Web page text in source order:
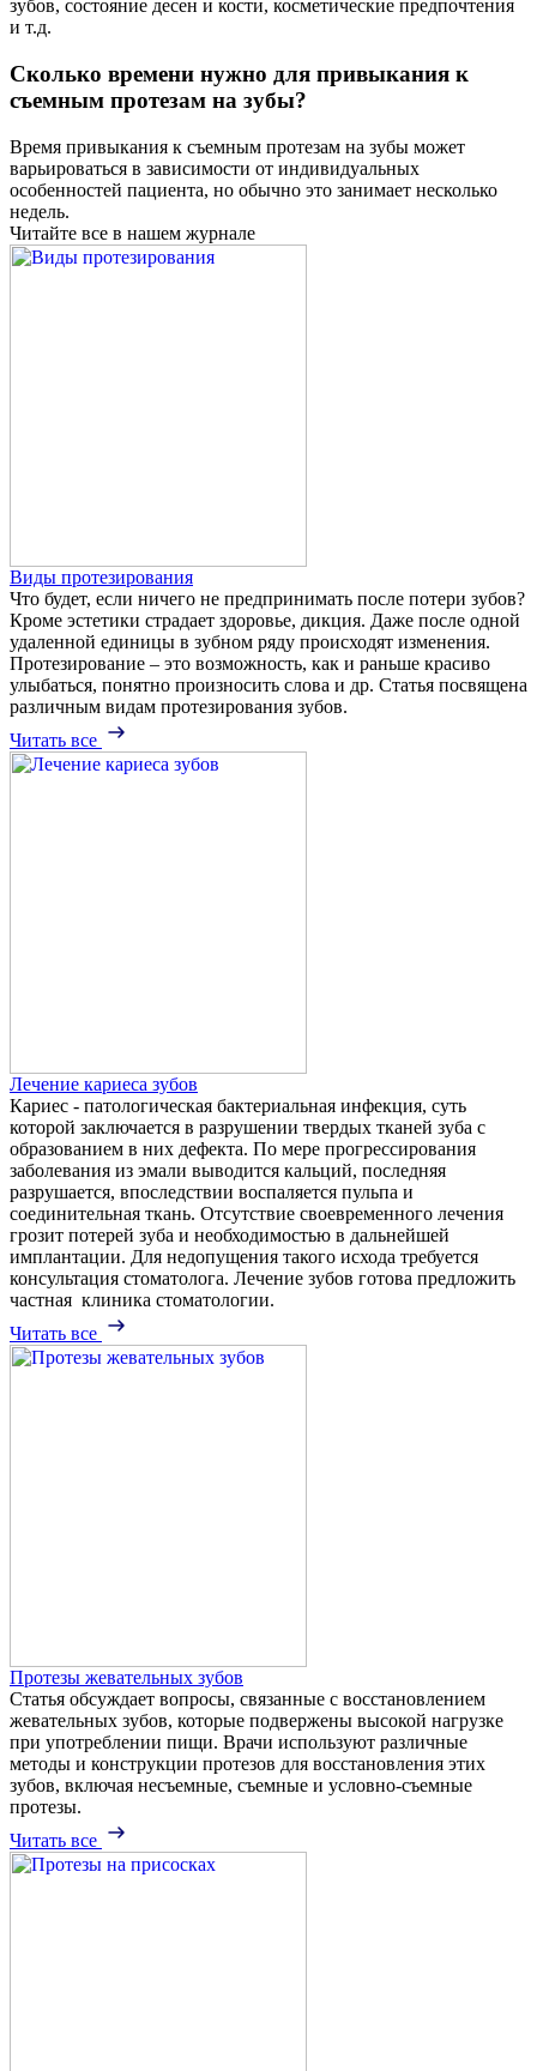
зубов, состояние десен и кости, косметические предпочтения
и т.д.
Сколько времени нужно для привыкания к
съемным протезам на зубы?
Время привыкания к съемным протезам на зубы может
варьироваться в зависимости от индивидуальных
особенностей пациента, но обычно это занимает несколько
недель.
Читайте все в нашем журнале
Виды протезирования
Что будет, если ничего не предпринимать после потери зубов?
Кроме эстетики страдает здоровье, дикция. Даже после одной
удаленной единицы в зубном ряду происходят изменения.
Протезирование – это возможность, как и раньше красиво
улыбаться, понятно произносить слова и др. Статья посвящена
различным видам протезирования зубов.
Читать все
Лечение кариеса зубов
Кариес - патологическая бактериальная инфекция, суть
которой заключается в разрушении твердых тканей зуба с
образованием в них дефекта. По мере прогрессирования
заболевания из эмали выводится кальций, последняя
разрушается, впоследствии воспаляется пульпа и
соединительная ткань. Отсутствие своевременного лечения
грозит потерей зуба и необходимостью в дальнейшей
имплантации. Для недопущения такого исхода требуется
консультация стоматолога. Лечение зубов готова предложить
частная клиника стоматологии.
Читать все
Протезы жевательных зубов
Статья обсуждает вопросы, связанные с восстановлением
жевательных зубов, которые подвержены высокой нагрузке
при употреблении пищи. Врачи используют различные
методы и конструкции протезов для восстановления этих
зубов, включая несъемные, съемные и условно-съемные
протезы.
Читать все